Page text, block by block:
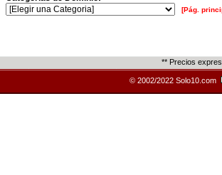
[Pág.
** Precios
© 2002/2022 Solo10.com